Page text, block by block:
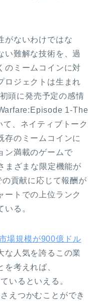
がないわけではな
い難解な技術を、過
のミームコインに対
ロジェクトは生まれ
頭に発売予定の感情
1-The
、ネイティブトーク
存のミームコインに
ン満載のゲームで
まざまな限定機能が
貢献に応じて報酬が
ートでの上位ランク
る。
場規模が900億ドル
な人気を誇るこの業
考えれば、
いるといえる。
えつかむことができ